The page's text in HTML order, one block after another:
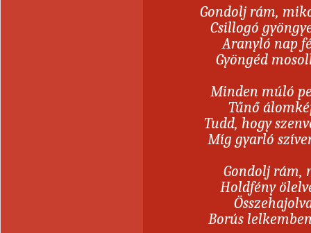
Gondolj rám,
Csillogó
Aranyló nap
Gyöngéd
Minden múló
Tűnő
Tudd, hogy
Míg gyarló
Gondolj rám,
Holdfény
Borús